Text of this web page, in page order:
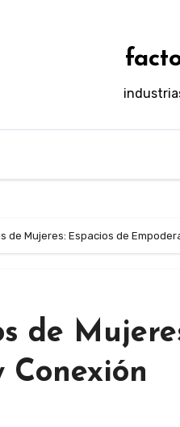
de Mujeres: Espacios de
de
Conexión